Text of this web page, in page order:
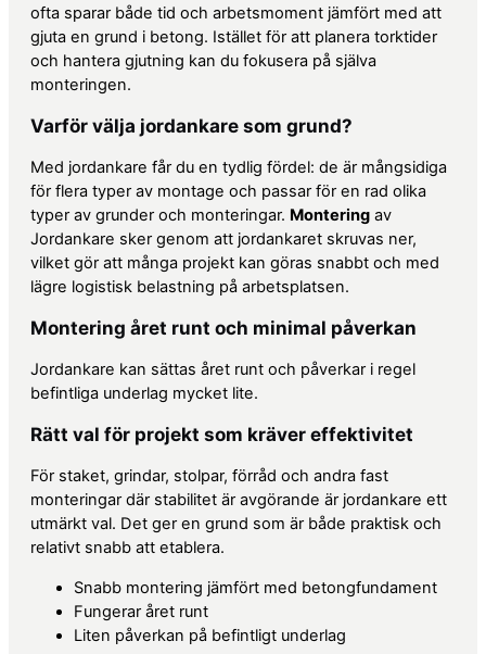
ofta sparar både tid och arbetsmoment jämfört med att
gjuta en grund i betong. Istället för att planera torktider
och hantera gjutning kan du fokusera på själva
monteringen.
Varför välja jordankare som grund?
Med jordankare får du en tydlig fördel: de är mångsidiga
för flera typer av montage och passar för en rad olika
typer av grunder och monteringar. Montering av
Jordankare sker genom att jordankaret skruvas ner,
vilket gör att många projekt kan göras snabbt och med
lägre logistisk belastning på arbetsplatsen.
Montering året runt och minimal påverkan
Jordankare kan sättas året runt och påverkar i regel
befintliga underlag mycket lite.
Rätt val för projekt som kräver effektivitet
För staket, grindar, stolpar, förråd och andra fast
monteringar där stabilitet är avgörande är jordankare ett
utmärkt val. Det ger en grund som är både praktisk och
relativt snabb att etablera.
Snabb montering jämfört med betongfundament
Fungerar året runt
Liten påverkan på befintligt underlag